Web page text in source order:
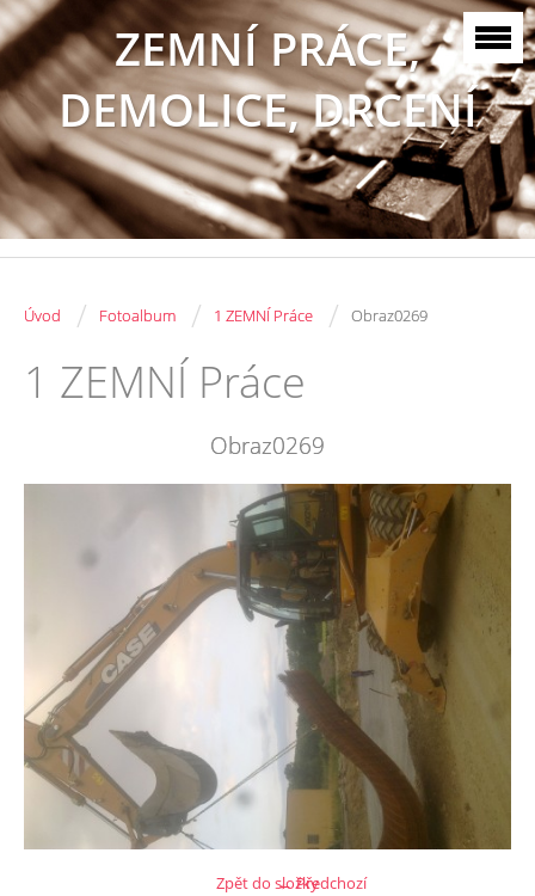
ZEMNÍ PRÁCE,
DEMOLICE, DRCENÍ
Úvod / Fotoalbum / 1 ZEMNÍ Práce / Obraz0269
1 ZEMNÍ Práce
Obraz0269
← Předchozí
Zpět do složky